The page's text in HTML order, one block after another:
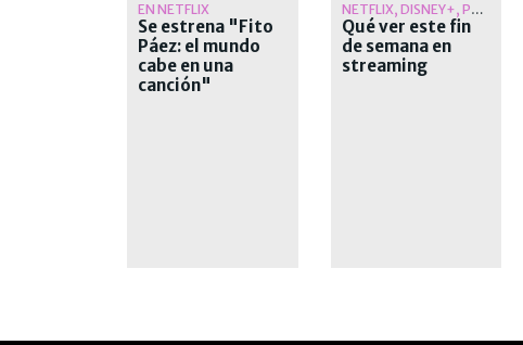
EN NETFLIX
Se estrena "Fito
Páez: el mundo
cabe en una
canción"
NETFLIX, DISNEY+, PRIME VIDEO Y MÁS
Qué ver este fin
de semana en
streaming